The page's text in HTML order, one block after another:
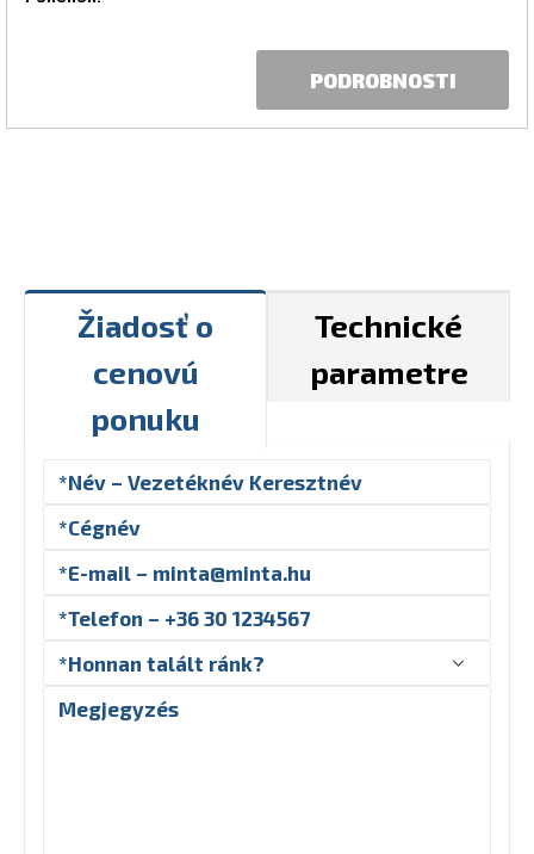
PODROBNOSTI
Žiadosť o
cenovú
ponuku
Technické
parametre